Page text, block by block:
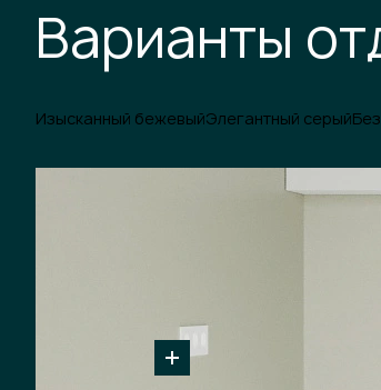
Варианты
Изысканный бежевыйЭлегантный серый